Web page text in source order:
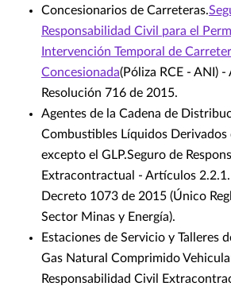
Concesionarios de Carreteras.
Responsabilidad Civil para el
Intervención Temporal de
Concesionada(Póliza RCE - ANI)
Resolución 716 de 2015.
Agentes de la Cadena de
Combustibles Líquidos Derivados
excepto el GLP.Seguro de
Extracontractual - Artículos
Decreto 1073 de 2015 (Único
Sector Minas y Energía).
Estaciones de Servicio y Talleres
Gas Natural Comprimido
Responsabilidad Civil